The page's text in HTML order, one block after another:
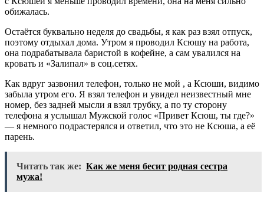
обижалась.
Остаётся буквально неделя до свадьбы, я как раз взял отпуск,
поэтому отдыхал дома. Утром я проводил Ксюшу на работа,
она подрабатывала баристой в кофейне, а сам увалился на
кровать и «Залипал» в соц.сетях.
Как вдруг зазвонил телефон, только не мой , а Ксюши, видимо
забыла утром его. Я взял телефон и увидел неизвестный мне
номер, без задней мысли я взял трубку, а по ту сторону
телефона я услышал Мужской голос «Привет Ксюш, ты где?»
— я немного подрастерялся и ответил, что это не Ксюша, а её
парень.
Читать так же: Как же меня бесит родная сестра
мужа!